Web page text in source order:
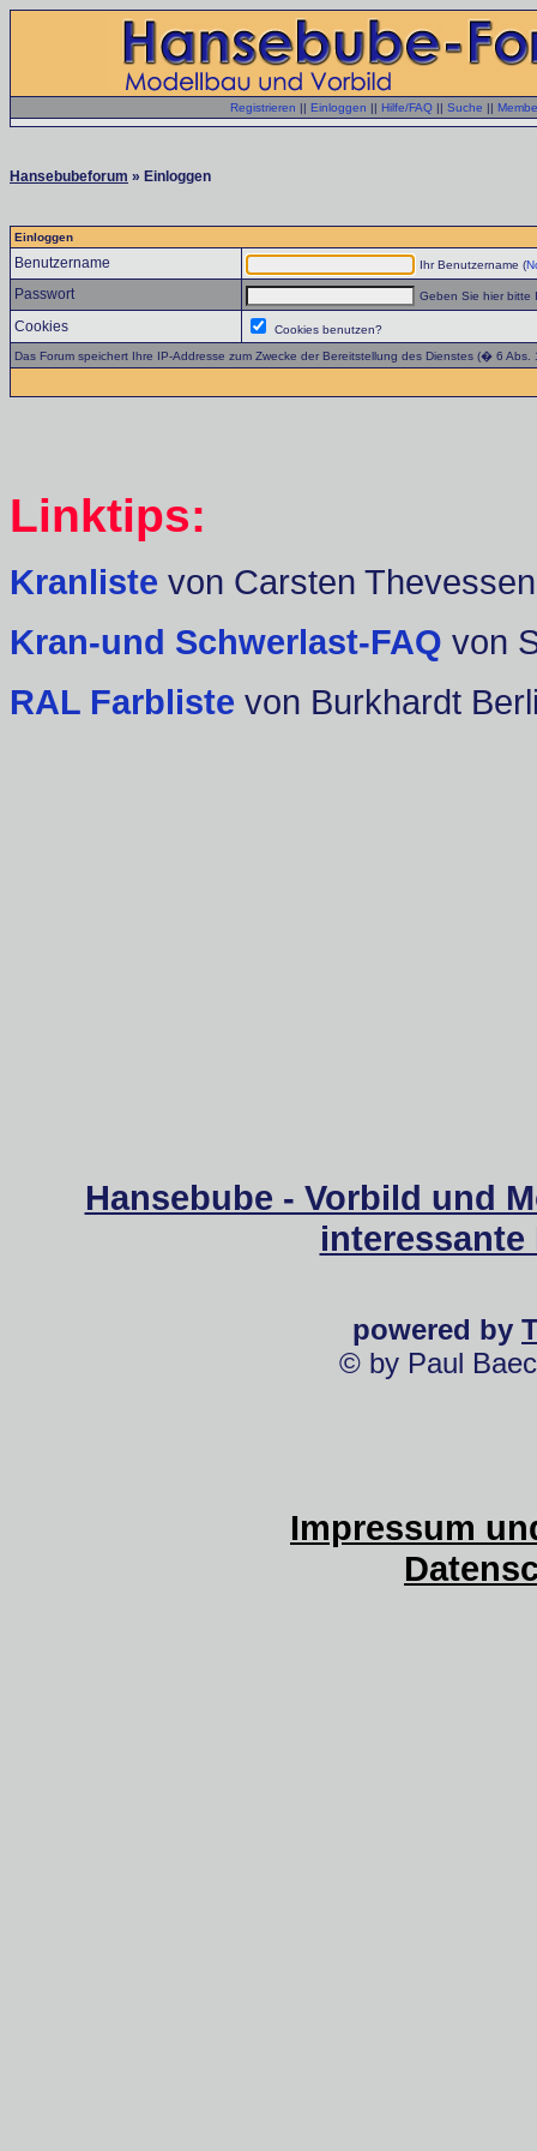
Registrieren || Einloggen || Hilfe/FAQ || Suche ||
Hansebubeforum » Einloggen
Einloggen
Benutzername Ihr Benutzername (
Passwort Geben Sie hier bitte
Cookies
Cookies benutzen?
Das Forum speichert Ihre IP-Addresse zum Zwecke der Bereitstellung des Dienstes (� 6
Linktips:
Kranliste von Carsten Thevessen
Kran-und Schwerlast-FAQ von
RAL Farbliste von Burkhardt
Hansebube - Vorbild und
powered by
© by Paul
Impressum